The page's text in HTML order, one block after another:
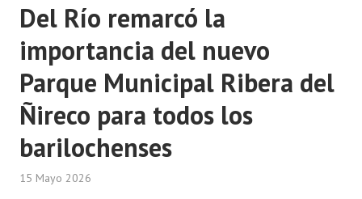
Del Río remarcó la
importancia del nuevo
Parque Municipal Ribera del
Ñireco para todos los
barilochenses
15 Mayo 2026